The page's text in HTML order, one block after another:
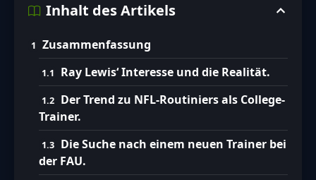
Inhalt des Artikels
Zusammenfassung
Ray Lewis‘ Interesse und die Realität.
Der Trend zu NFL-Routiniers als College-
Trainer.
Die Suche nach einem neuen Trainer bei
der FAU.